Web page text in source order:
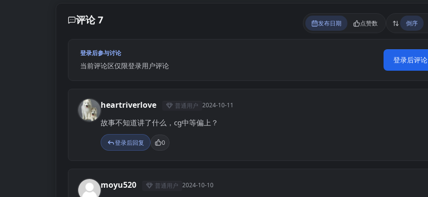
评论 7 发布日期 点赞数 倒序
登录后参与讨论
当前评论区仅限登录用户评论
登录后评论
H heartriverlove 普通用户 2024-10-11
故事不知道讲了什么，cg中等偏上？
登录后回复 0
M moyu520 普通用户 2024-10-10